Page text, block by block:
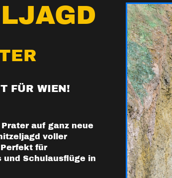
FÜR WIEN!
auf ganz neue
voller
für
und Schulausflüge in